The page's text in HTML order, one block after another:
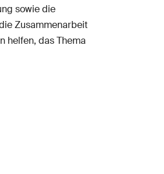
sowie die
Zusammenarbeit
helfen, das Thema